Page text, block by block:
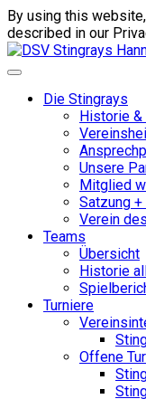
By using this
described in our
Die Stingrays
Historie
Unsere
Mitglied
Satzung
Verein
Teams
Übersicht
Historie
Turniere
Offene